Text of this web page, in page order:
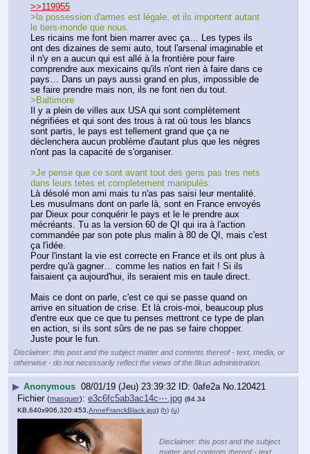
>>119955
>la possession d'armes est légale, et ils importent autant
le tiers-monde que nous.
Les ricains me font bien marrer avec ça… Les types ils
ont des dizaines de semi auto, tout l'arsenal imaginable et
il n'y en a aucun qui est allé à la frontière pour faire
comprendre aux mexicains qu'ils n'ont rien à faire dans ce
pays… Dans un pays aussi grand en plus, impossible de
se faire prendre mais non, ils ne font rien du tout.
>Baltimore
Il y a plein de villes aux USA qui sont complètement
négrifiées et qui sont des trous à rat où tous les blancs
sont partis, le pays est tellement grand que ça ne
déclenchera aucun problème d'autant plus que les nègres
n'ont pas la capacité de s'organiser.
>Je pense que ce sont avant tout des gens pas tres nets
dans leurs tetes et completement manipulés.
Là désolé mon ami mais tu n'as pas saisi leur mentalité.
Les musulmans dont on parle là, sont en France envoyés
par Dieux pour conquérir le pays et le le prendre aux
mécréants. Tu as la version 60 de QI qui ira à l'action
commandée par son pote plus malin à 80 de QI, mais c'est
ça l'idée.
Pour l'instant la vie est correcte en France et ils ont plus à
perdre qu'à gagner… comme les natios en fait ! Si ils
faisaient ça aujourd'hui, ils seraient mis en taule direct.
Mais ce dont on parle, c'est ce qui se passe quand on
arrive en situation de crise. Et là crois-moi, beaucoup plus
d'entre eux que ce que tu penses mettront ce type de plan
en action, si ils sont sûrs de ne pas se faire chopper.
Juste pour le fun.
Disclaimer: this post and the subject matter and contents thereof - text, media, or
otherwise - do not necessarily reflect the views of the 8kun administration.
▶ Anonymous 08/01/19 (Jeu) 23:39:32 0afe2a No. 120421
Fichier (masquer): e3c6fc5ab3ac14c⋯.jpg (84.34
KB,640x906,320:453,AnneFranckBlack.jpg) (h) (u)
Disclaimer: this post and the subject
matter and contents thereof - text,